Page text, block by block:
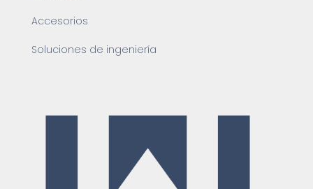
Accesorios
Soluciones de ingeniería